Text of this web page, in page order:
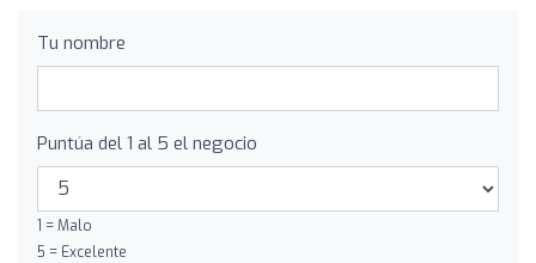
Tu nombre
Puntúa del 1 al 5 el negocio
1 = Malo
5 = Excelente